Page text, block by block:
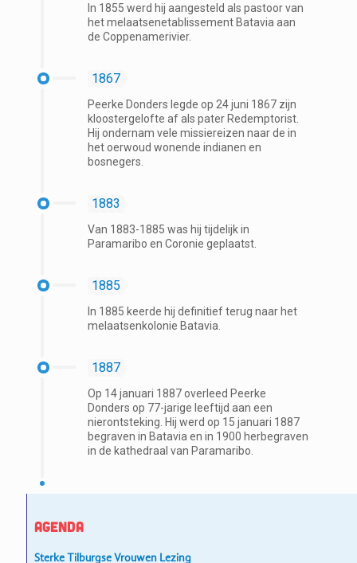
In 1855 werd hij aangesteld als pastoor van
het melaatsenetablissement Batavia aan
de Coppenamerivier.
1867
Peerke Donders legde op 24 juni 1867 zijn
kloostergelofte af als pater Redemptorist.
Hij ondernam vele missiereizen naar de in
het oerwoud wonende indianen en
bosnegers.
1883
Van 1883-1885 was hij tijdelijk in
Paramaribo en Coronie geplaatst.
1885
In 1885 keerde hij definitief terug naar het
melaatsenkolonie Batavia.
1887
Op 14 januari 1887 overleed Peerke
Donders op 77-jarige leeftijd aan een
nierontsteking. Hij werd op 15 januari 1887
begraven in Batavia en in 1900 herbegraven
in de kathedraal van Paramaribo.
Agenda
Sterke Tilburgse Vrouwen Lezing